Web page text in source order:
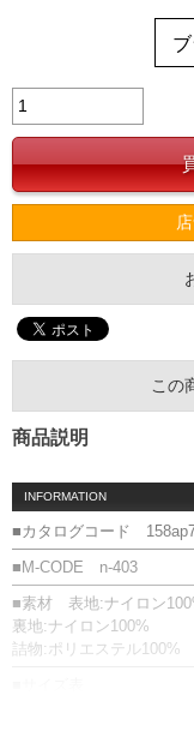
この
商品説明
INFORMATION
■カタログコード
■M-CODE n-403
■素材 表地:ナイロン
裏地:ナイロン100%
詰物:ポリエステル100%